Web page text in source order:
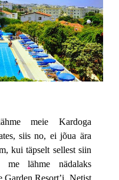
meie Kardoga
siis no, ei jõua ära
kui täpselt sellest siin
lähme nädalaks